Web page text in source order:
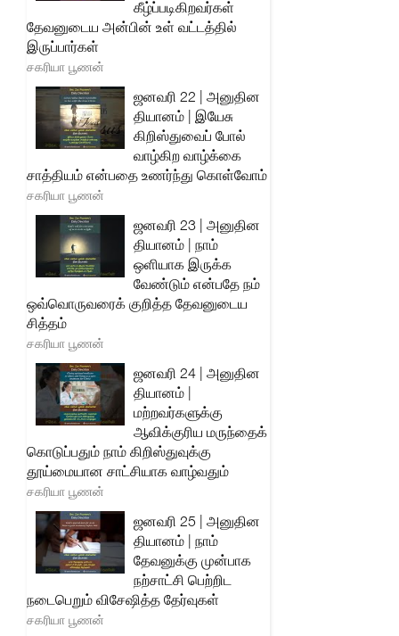
கீழ்ப்படிகிறவர்கள்
தேவனுடைய அன்பின் உள் வட்டத்தில்
இருப்பார்கள்
சகரியா பூணன்
ஜனவரி 22 | அனுதின
தியானம் | இயேசு
கிறிஸ்துவைப் போல்
வாழ்கிற வாழ்க்கை
சாத்தியம் என்பதை உணர்ந்து கொள்வோம்
சகரியா பூணன்
ஜனவரி 23 | அனுதின
தியானம் | நாம்
ஒளியாக இருக்க
வேண்டும் என்பதே நம்
ஒவ்வொருவரைக் குறித்த தேவனுடைய
சித்தம்
சகரியா பூணன்
ஜனவரி 24 | அனுதின
தியானம் |
மற்றவர்களுக்கு
ஆவிக்குரிய மருந்தைக்
கொடுப்பதும் நாம் கிறிஸ்துவுக்கு
தூய்மையான சாட்சியாக வாழ்வதும்
சகரியா பூணன்
ஜனவரி 25 | அனுதின
தியானம் | நாம்
தேவனுக்கு முன்பாக
நற்சாட்சி பெற்றிட
நடைபெறும் விசேஷித்த தேர்வுகள்
சகரியா பூணன்